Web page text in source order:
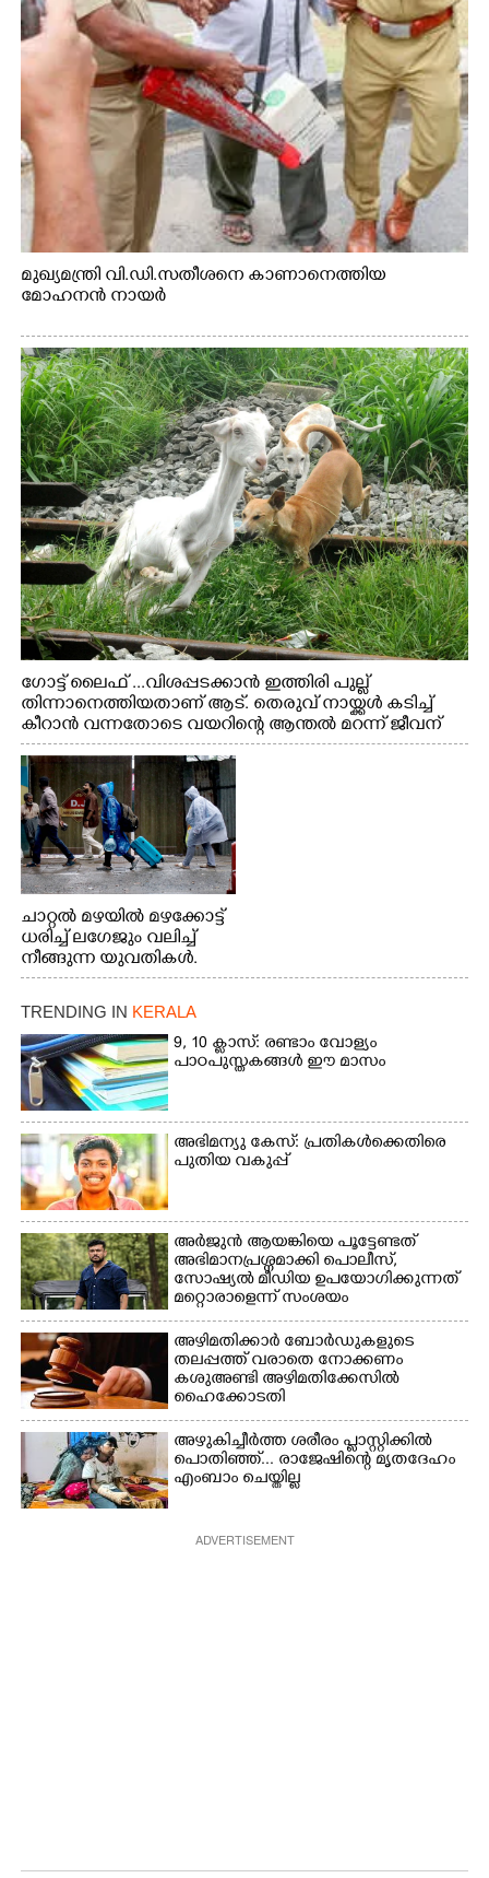
മുഖ്യമന്ത്രി വി.ഡി.സതീശനെ കാണാനെത്തിയ
മോഹനൻ നായർ
ഗോട്ട് ലൈഫ് ...വിശപ്പടക്കാൻ ഇത്തിരി പുല്ല്
തിന്നാനെത്തിയതാണ് ആട്. തെരുവ് നായ്ക്കൾ കടിച്ച്
കീറാൻ വന്നതോടെ വയറിന്റെ ആന്തൽ മറന്ന് ജീവന്
വേണ്ടിയായി ഓട്ടം. എറണാകുളം വാത്തുരുത്തിയിൽ
നിന്നുള്ള കാഴ്ച
ചാറ്റൽ മഴയിൽ മഴക്കോട്ട്
ധരിച്ച് ലഗേജും വലിച്ച്
നീങ്ങുന്ന യുവതികൾ.
എറണാകുളം മേനകയിൽ
നിന്നുള്ള കാഴ്ച
TRENDING IN KERALA
9, 10 ക്ലാസ്: രണ്ടാം വോള്യം
പാഠപുസ്തകങ്ങൾ ഈ മാസം
അഭിമന്യു കേസ്: പ്രതികൾക്കെതിരെ
പുതിയ വകുപ്പ്
അർജുൻ ആയങ്കിയെ പൂട്ടേണ്ടത്
അഭിമാനപ്രശ്നമാക്കി പൊലീസ്,
സാേഷ്യൽ മീഡിയ ഉപയോഗിക്കുന്നത്
മറ്റൊരാളെന്ന് സംശയം
അഴിമതിക്കാർ ബോർഡുകളുടെ
തലപ്പത്ത് വരാതെ നോക്കണം
കശുഅണ്ടി അഴിമതിക്കേസിൽ
ഹൈക്കോടതി
അഴുകിച്ചീർത്ത ശരീരം പ്ളാസ്റ്റിക്കിൽ
പൊതിഞ്ഞ്... രാജേഷിന്റെ മൃതദേഹം
എംബാം ചെയ്തില്ല
ADVERTISEMENT